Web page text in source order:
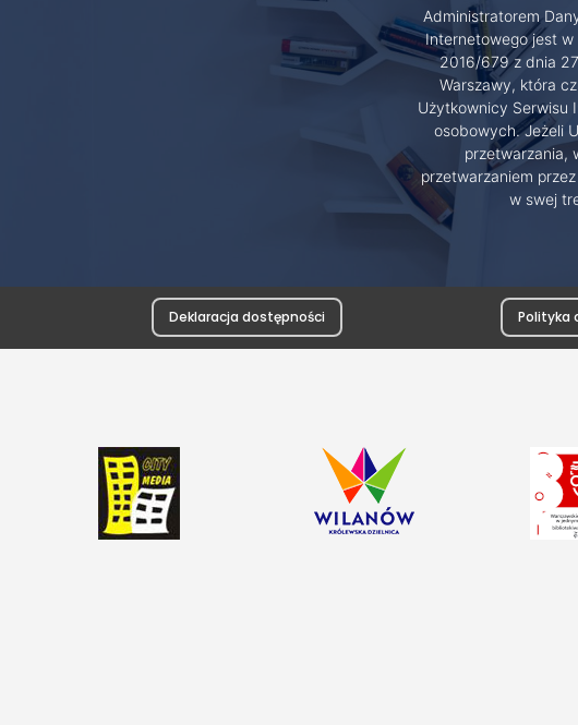
Administratorem
Internetowego jest w
2016/679 z dnia
Warszawy, która
Użytkownicy Serwisu
osobowych. Jeżeli
przetwarzania,
przetwarzaniem
w swej
Deklaracja dostępności Polityka